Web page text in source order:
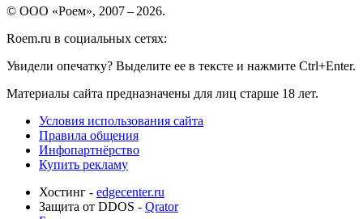
© ООО «Роем», 2007 – 2026.
Roem.ru в социальных сетях:
Увидели опечатку? Выделите ее в тексте и нажмите Ctrl+Enter.
Материалы сайта предназначены для лиц старше 18 лет.
Условия использования сайта
Правила общения
Инфопартнёрство
Купить рекламу
Хостинг - edgecenter.ru
Защита от DDOS - Qrator